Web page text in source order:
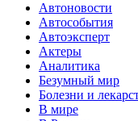
Автоновости
Автособытия
Автоэксперт
Актеры
Аналитика
Безумный мир
Болезни и
В мире